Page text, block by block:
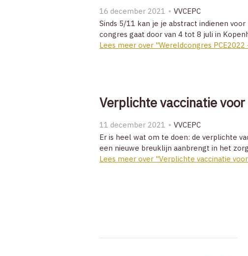
16 december 2021
VVCEPC
Sinds 5/11 kan je je abstract indienen
congres gaat door van 4 tot 8 juli in
Lees meer over "Wereldcongres
Verplichte vaccinatie
11 december 2021
VVCEPC
Er is heel wat om te doen: de verplichte
een nieuwe breuklijn aanbrengt in het
Lees meer over "Verplichte vaccinatie